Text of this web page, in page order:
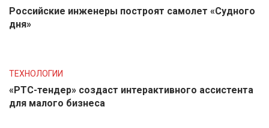
Российские инженеры построят самолет «Судного
дня»
ТЕХНОЛОГИИ
«РТС-тендер» создаст интерактивного ассистента
для малого бизнеса